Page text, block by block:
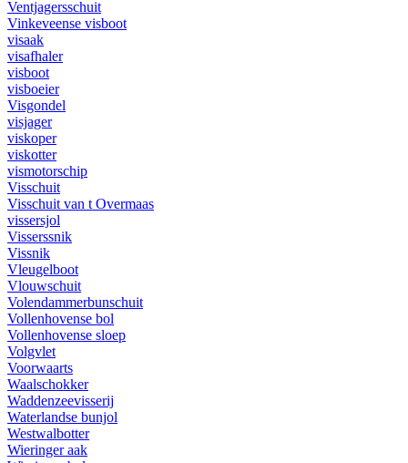
Ventjagersschuit
Vinkeveense visboot
visaak
visafhaler
visboot
visboeier
Visgondel
visjager
viskoper
viskotter
vismotorschip
Visschuit
Visschuit van t Overmaas
vissersjol
Visserssnik
Vissnik
Vleugelboot
Vlouwschuit
Volendammerbunschuit
Vollenhovense bol
Vollenhovense sloep
Volgvlet
Voorwaarts
Waalschokker
Waddenzeevisserij
Waterlandse bunjol
Westwalbotter
Wieringer aak